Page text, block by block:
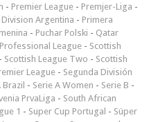
- Premier League - Premjer-Liga -
Argentina - Primera
- Puchar Polski - Qatar
League - Scottish
- Scottish League Two - Scottish
League - Segunda División
Brazil - Serie A Women - Serie B -
PrvaLiga - South African
1 - Super Cup Portugal - Süper